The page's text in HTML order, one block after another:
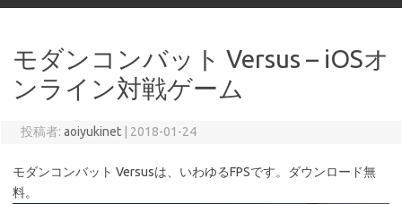
モダンコンバット Versus – iOSオ
ンライン対戦ゲーム
投稿者: aoiyukinet 2018-01-24
モダンコンバット Versusは、いわゆるFPSです。ダウンロード無
料。